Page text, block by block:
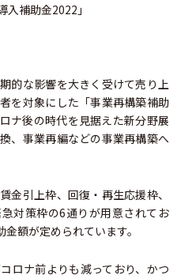
補助金2022」
的な影響を大きく受けて売り上
を対象にした「事業再構築補助
ナ後の時代を見据えた新分野展
、事業再編などの事業再構築へ
引上枠、回復・再生応援枠、
対策枠の6通りが用意されてお
額が定められています。
ロナ前よりも減っており、かつ